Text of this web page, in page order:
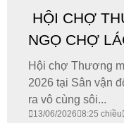
HỘI CHỢ
NGỌ CHỢ
​Hội chợ Thương
2026 tại Sân vận
ra vô cùng sôi...
13/06/2026 8:25 chiều